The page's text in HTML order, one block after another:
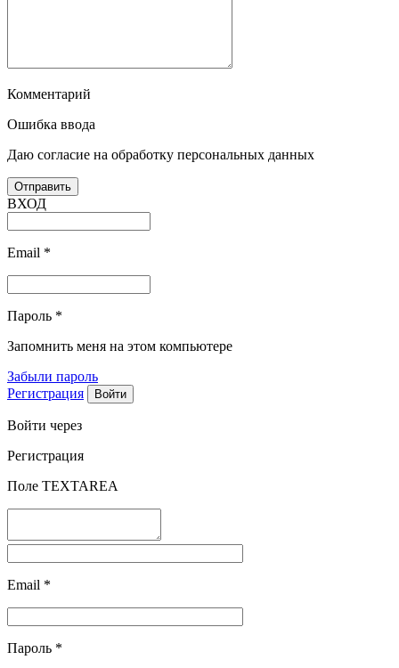
Комментарий
Ошибка ввода
Даю согласие на обработку персональных данных
ВХОД
Email *
Пароль *
Запомнить меня на этом компьютере
Забыли пароль
Регистрация
Войти через
Регистрация
Поле TEXTAREA
Email *
Пароль *